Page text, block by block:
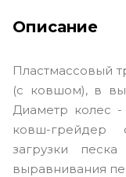
Описание
Пластмассовый
(с ковшом), в
Диаметр колес
ковш-
загрузки
выравнивания